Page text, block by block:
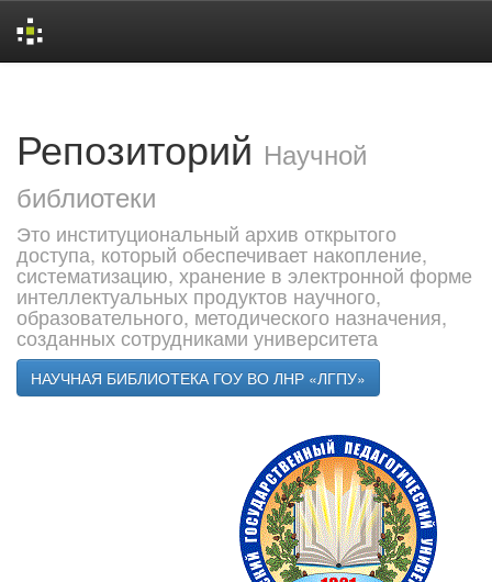
Репозиторий Научной
библиотеки
Это институциональный архив открытого
доступа, который обеспечивает накопление,
систематизацию, хранение в электронной форме
интеллектуальных продуктов научного,
образовательного, методического назначения,
созданных сотрудниками университета
НАУЧНАЯ БИБЛИОТЕКА ГОУ ВО ЛНР «ЛГПУ»